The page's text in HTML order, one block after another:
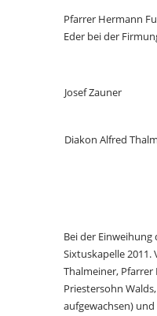
Pfarrer Hermann
Eder bei der
Josef Zauner
Diakon Alfred
Bei der
Sixtuskapelle 2011.
Thalmeiner, Pfarrer
Priestersohn
aufgewachsen)